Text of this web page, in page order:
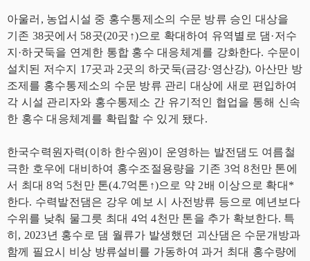
아울러, 농업시설 중 홍수통제소의 수문 방류 승인 대상을
기존 38곳에서 58곳(20곳↑)으로 확대하여 유역별로 댐·저수
지·하굿둑을 연계한 통합 홍수 대응체계를 강화한다. 수문이
설치된 저수지 17곳과 2곳의 하굿둑(금강·영산강), 아산만 방
조제를 홍수통제소의 수문 방류 관리 대상에 새로 편입하여
각 시설 관리자와 홍수통제소 간 유기적인 협업을 통해 신속
한 홍수 대응체계를 확립할 수 있게 됐다.
한국수력원자력(이하 한수원)이 운영하는 발전댐도 여름철
극한 호우에 대비하여 홍수조절용량을 기존 3억 8천만 톤에
서 최대 8억 5천만 톤(4.7억톤↑)으로 약 2배 이상으로 확대*
한다. 수력발전댐은 강우 예보 시 사전방류 등으로 예년보다
수위를 낮춰 물그릇 최대 4억 4천만 톤을 추가 확보한다. 특
히, 2023년 홍수로 댐 월류가 발생했던 괴산댐은 수문개방과
함께 필요시 비상 방류설비를 가동하여 과거 최대 홍수량에